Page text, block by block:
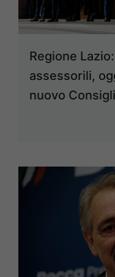
Regione
assessorili,
nuovo